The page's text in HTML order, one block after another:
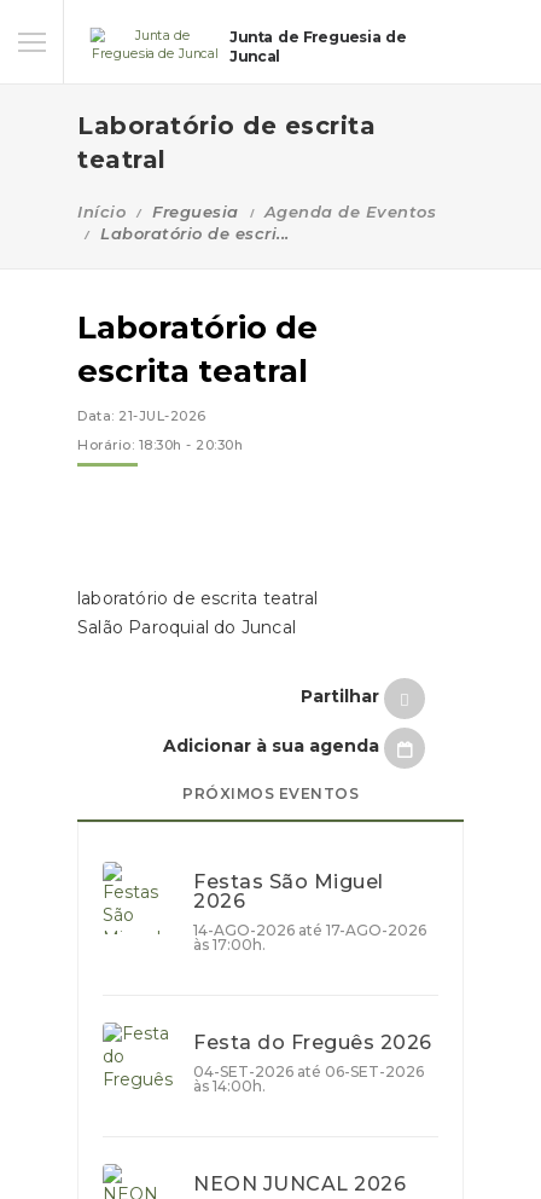
Junta de Freguesia de
Juncal
Laboratório de escrita
teatral
Início Freguesia
Agenda de Eventos
Laboratório de escri...
Laboratório de
escrita teatral
Data: 21-JUL-2026
Horário: 18:30h - 20:30h
laboratório de escrita teatral
Salão Paroquial do Juncal
Partilhar
Adicionar à sua agenda
PRÓXIMOS EVENTOS
Festas São Miguel
2026
14-AGO-2026 até 17-AGO-2026
às 17:00h.
Festa do Freguês 2026
04-SET-2026 até 06-SET-2026
às 14:00h.
NEON JUNCAL 2026